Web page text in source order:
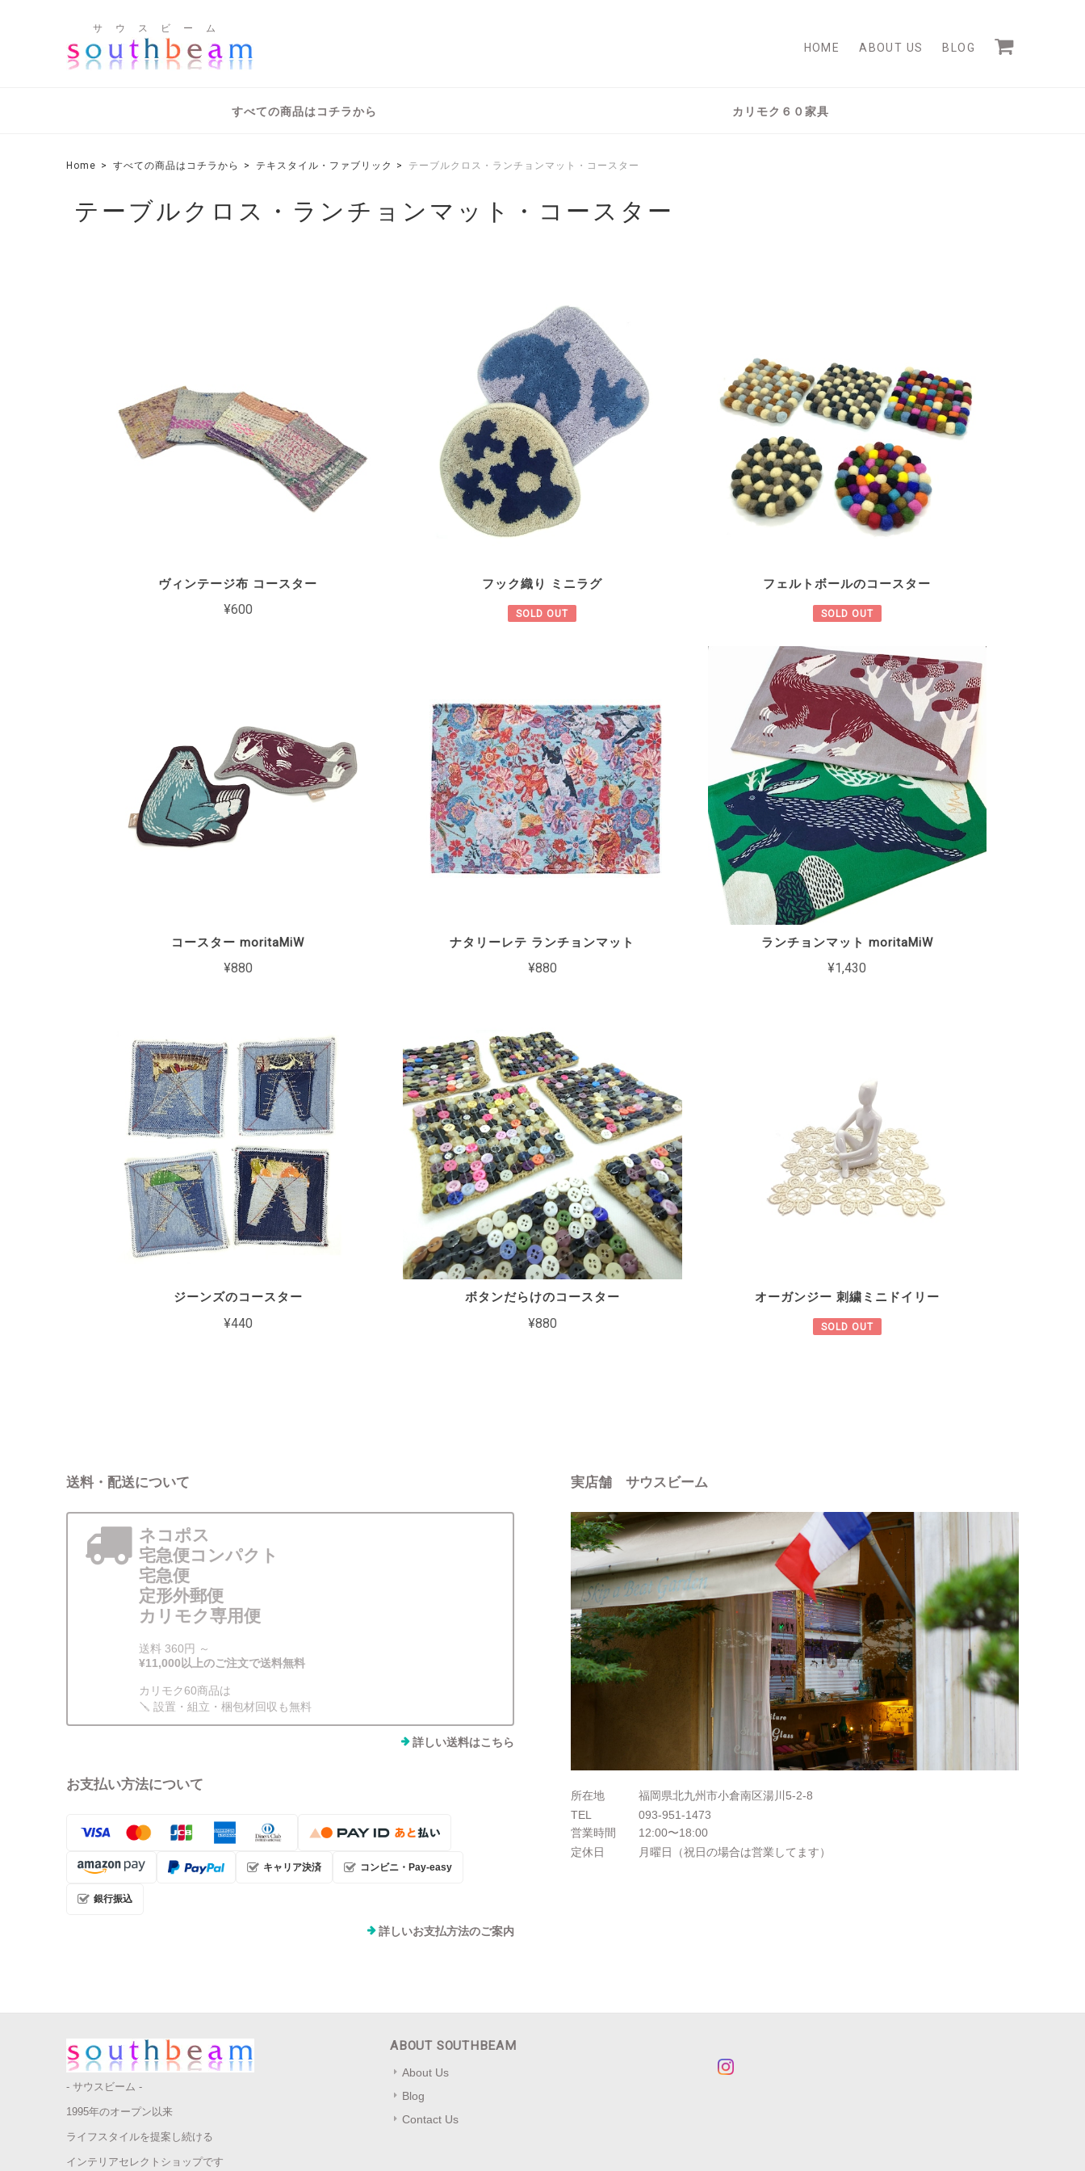
サ ウ ス ビ ー ム
HOME ABOUT US BLOG
すべての商品はコチラから カリモク６０家具
Home すべての商品はコチラから テキスタイル・ファブリック テーブルクロス・ランチョンマット・コースター
テーブルクロス・ランチョンマット・コースター
ヴィンテージ布 コースター
¥600
フック織り ミニラグ
SOLD OUT
フェルトボールのコースター
SOLD OUT
コースター moritaMiW
¥880
ナタリーレテ ランチョンマット
¥880
ランチョンマット moritaMiW
¥1,430
ジーンズのコースター
¥440
ボタンだらけのコースター
¥880
オーガンジー 刺繍ミニドイリー
SOLD OUT
送料・配送について
ネコポス
宅急便コンパクト
宅急便
定形外郵便
カリモク専用便
送料 360円 ～
¥11,000以上のご注文で送料無料
カリモク60商品は
🪛 設置・組立・梱包材回収も無料
詳しい送料はこちら
お支払い方法について
キャリア決済 コンビニ・Pay-easy
銀行振込
詳しいお支払方法のご案内
実店舗 サウスビーム
所在地
福岡県北九州市小倉南区湯川5-2-8
TEL
093-951-1473
営業時間
12:00〜18:00
定休日
月曜日（祝日の場合は営業してます）
- サウスビーム -
1995年のオープン以来
ライフスタイルを提案し続ける
インテリアセレクトショップです
ABOUT SOUTHBEAM
About Us
Blog
Contact Us